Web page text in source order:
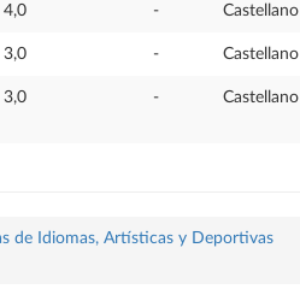
4,0 - Castellano
3,0 - Castellano
3,0 - Castellano
de Idiomas, Artísticas y Deportivas